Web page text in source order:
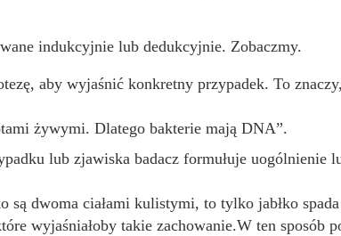
indukcyjnie lub dedukcyjnie. Zobaczmy.
aby wyjaśnić konkretny przypadek. To
żywymi. Dlatego bakterie mają DNA”.
lub zjawiska badacz formułuje uogólnienie
są dwoma ciałami kulistymi, to tylko jabłko
wyjaśniałoby takie zachowanie.W ten sposób